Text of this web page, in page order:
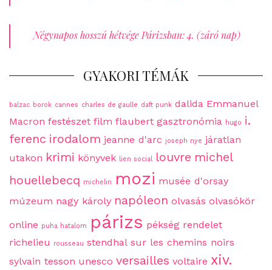
Négynapos hosszú hétvége Párizsban: 4. (záró nap)
GYAKORI TÉMÁK
balzac borok cannes charles de gaulle daft punk dalida Emmanuel
Macron festészet film flaubert gasztronómia hugo i.
ferenc irodalom jeanne d'arc joseph nye járatlan
utakon krimi könyvek lien social louvre michel
houellebecq michelin mozi musée d'orsay
múzeum nagy károly napóleon olvasás olvasókör
online puha hatalom párizs pékség rendelet
richelieu
rousseau stendhal sur les chemins noirs
sylvain tesson unesco versailles voltaire xiv.